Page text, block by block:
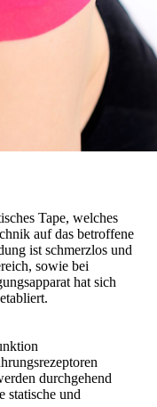
Tape, welches
auf das betroffene
ist schmerzlos und
sowie bei
hat sich
durchgehend
statische und